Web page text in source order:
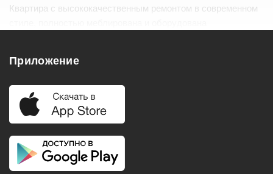
Квартира с высококачественным ремонтом в современном
Удобства
Балкон
Телевизор
Приложение